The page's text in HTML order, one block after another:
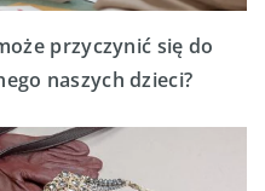
przyczynić się do
naszych dzieci?